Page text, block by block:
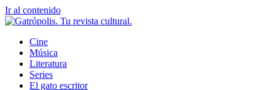
Ir al contenido
Cine
Música
Literatura
Series
El gato escritor